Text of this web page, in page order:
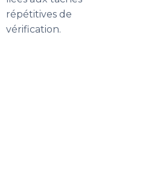
répétitives de
vérification.